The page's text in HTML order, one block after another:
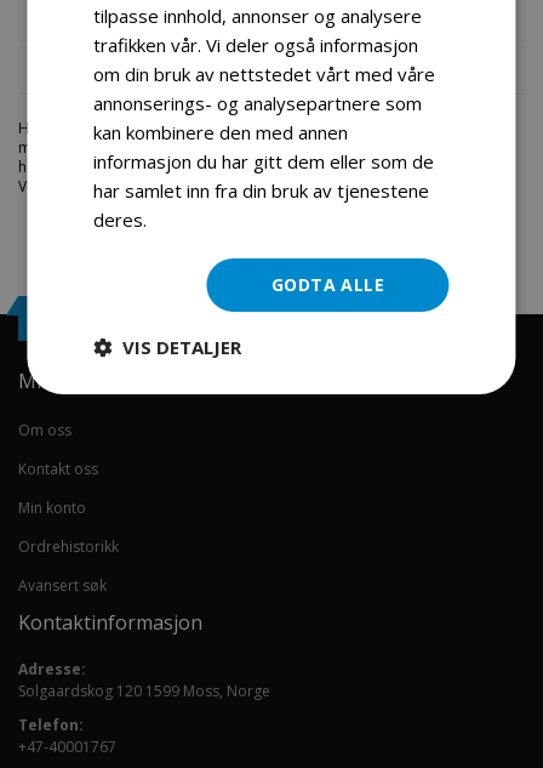
Produktomtaler
Fil vedlegg
Hos engrosservice.no får du kjøpt 1 set bremseklosser minimoto
markedets beste priser. Bestill en
har et stort utvalg av produkter innen: Hjem, sport og fritids segmentet.
Velkommen skal du være.
Min konto
Om oss
Kontakt oss
Min konto
Ordrehistorikk
Avansert søk
Kontaktinformasjon
Adresse:
Solgaardskog 120 1599 Moss, Norge
Telefon:
+47-40001767
tilpasse innhold, annonser og analysere
trafikken vår. Vi deler også informasjon
om din bruk av nettstedet vårt med våre
annonserings- og analysepartnere som
kan kombinere den med annen
informasjon du har gitt dem eller som de
har samlet inn fra din bruk av tjenestene
deres.
GODTA ALLE
VIS DETALJER